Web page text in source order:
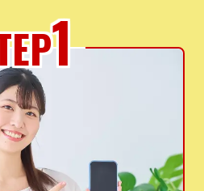
1